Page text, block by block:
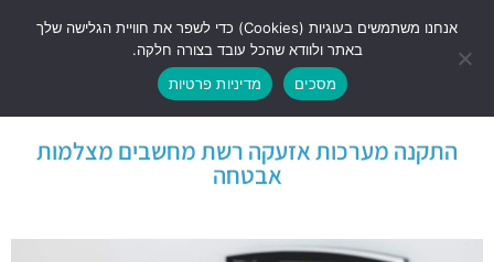
התקנה מערכות אזעקה רשת מחשבים מצלמות
אבטחה
אנחנו משתמשים בעוגיות (Cookies) כדי לשפר את חוויית הגלישה שלך
באתר ולוודא שהכל עובד בצורה חלקה.
מסכים
מדיניות פרטיות